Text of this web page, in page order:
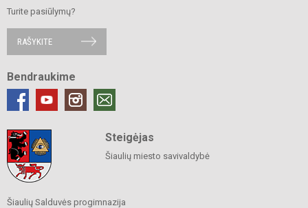
Turite pasiūlymų?
RAŠYKITE
Bendraukime
Steigėjas
Šiaulių miesto savivaldybė
Šiaulių Salduvės progimnazija